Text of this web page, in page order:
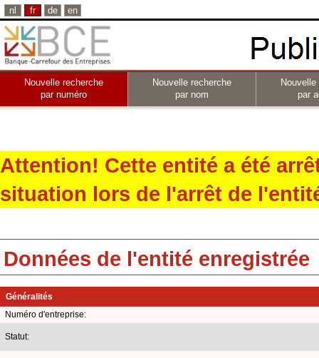
nl fr de en
Nouvelle recherche
par numéro
Nouvelle recherche
par nom
par
Attention! Cette entité a été
situation lors de l'arrêt de
Données de l'entité enregistrée
Généralités
Numéro d'entreprise:
Statut: